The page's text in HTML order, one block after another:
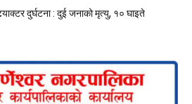
दुर्घटना : दुई जनाको मृत्यु, १० घाइते